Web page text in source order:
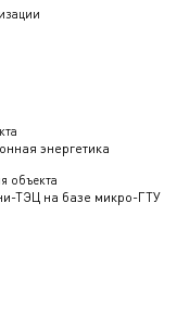
энергетика
объекта
ТЭЦ на базе микро-ГТУ